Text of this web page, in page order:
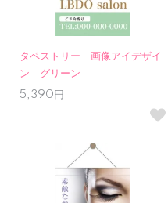
タペストリー 画像アイデザイ
ン グリーン
5,390円